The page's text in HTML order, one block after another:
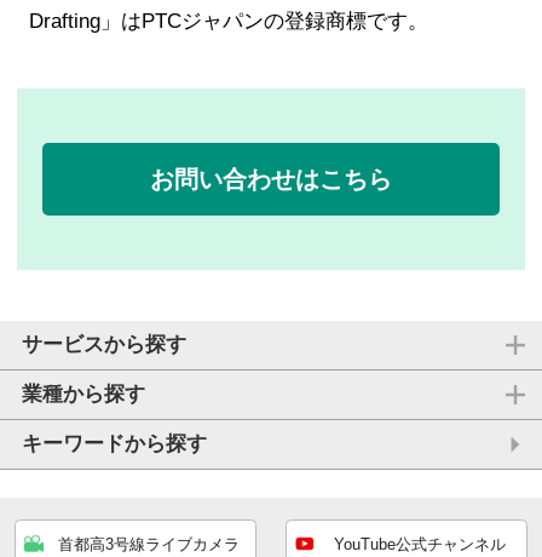
Drafting」はPTCジャパンの登録商標です。
お問い合わせはこちら
サービスから探す
業種から探す
キーワードから探す
首都高3号線ライブカメラ YouTube公式チャンネル